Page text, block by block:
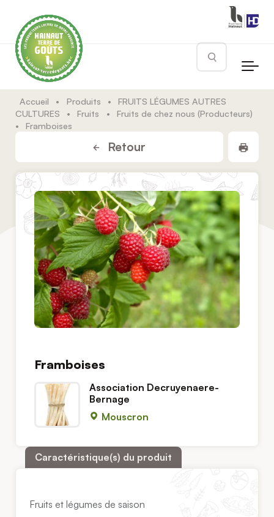
Rechercher
Accueil • Produits •
FRUITS LÉGUMES AUTRES
CULTURES
• Fruits •
Fruits de chez nous (Producteurs)
•
Framboises
Retour
Framboises
Association Decruyenaere-
Bernage
Mouscron
Caractéristique(s) du produit
Fruits et légumes de saison